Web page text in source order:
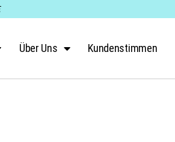
Über Uns Kundenstimmen